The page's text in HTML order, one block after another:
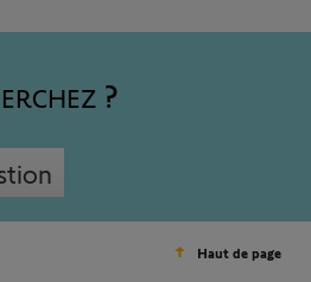
Haut de page